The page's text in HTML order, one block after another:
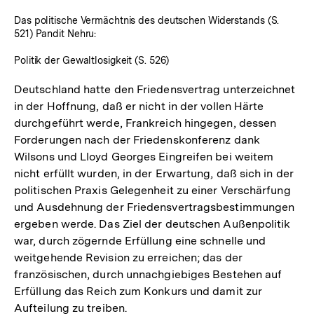
Das politische Vermächtnis des deutschen Widerstands (S.
521) Pandit Nehru:
Politik der Gewaltlosigkeit (S. 526)
Deutschland hatte den Friedensvertrag unterzeichnet
in der Hoffnung, daß er nicht in der vollen Härte
durchgeführt werde, Frankreich hingegen, dessen
Forderungen nach der Friedenskonferenz dank
Wilsons und Lloyd Georges Eingreifen bei weitem
nicht erfüllt wurden, in der Erwartung, daß sich in der
politischen Praxis Gelegenheit zu einer Verschärfung
und Ausdehnung der Friedensvertragsbestimmungen
ergeben werde. Das Ziel der deutschen Außenpolitik
war, durch zögernde Erfüllung eine schnelle und
weitgehende Revision zu erreichen; das der
französischen, durch unnachgiebiges Bestehen auf
Erfüllung das Reich zum Konkurs und damit zur
Aufteilung zu treiben.